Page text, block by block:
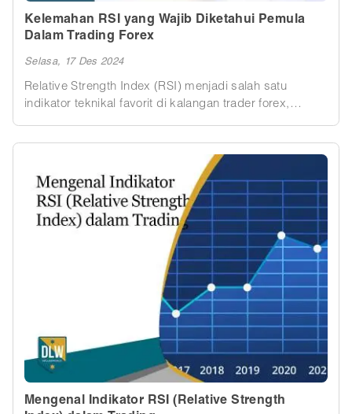
Kelemahan RSI yang Wajib Diketahui Pemula
Dalam Trading Forex
Selasa, 17 Des 2024
Relative Strength Index (RSI) menjadi salah satu
indikator teknikal favorit di kalangan trader forex,
terletak pada kemampuannya mengidentifikasi kondisi
overbought dan oversold, memberikan sinyal potensi
pembalikan harga. Namun, meskipun terlihat
sederhana dan mudah digunakan, RSI tidak luput dari
kelemahan yang bisa menyesatkan analisis trader jika
tidak digunakan dengan bijak. Memahami keterbatasan
RSI menjadi langkah penting bagi pemula untuk
menghindari kesalahan dalam pengambilan keputusan
trading. Artikel ini mengulas kelemahan utama RSI dan
cara mengatasinya agar strategi trading lebih efektif.
Mengenal Indikator RSI (Relative Strength